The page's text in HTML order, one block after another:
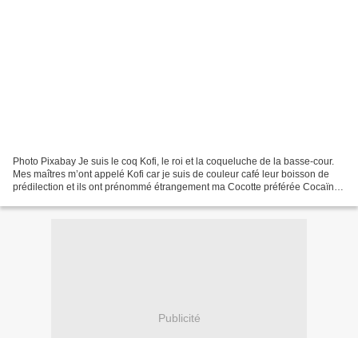
Photo Pixabay Je suis le coq Kofi, le roi et la coqueluche de la basse-cour.
Mes maîtres m’ont appelé Kofi car je suis de couleur café leur boisson de
prédilection et ils ont prénommé étrangement ma Cocotte préférée Cocaïne.
Publicité